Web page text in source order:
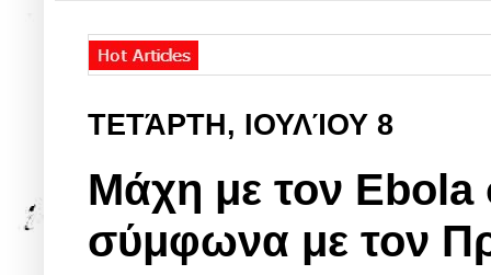
ΤΕΤΆΡΤΗ, ΙΟΥΛΊΟΥ 8
Μάχη με τον Ebola
σύμφωνα με τον